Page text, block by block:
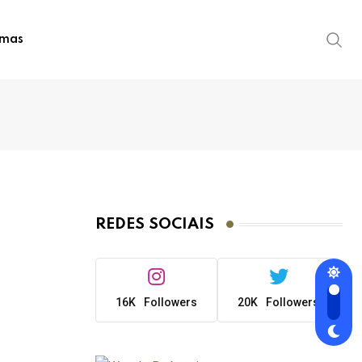
REDES SOCIAIS
16K Followers 20K Followers